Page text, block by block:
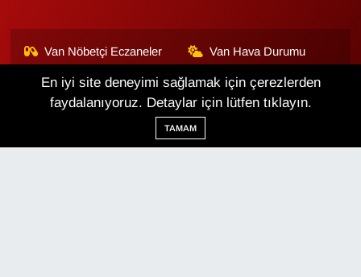
Van Nöbetçi Eczaneler Van Hava Durumu
Van Namaz Vakitleri
Van Trafik Yoğunluk
Haritası
Puan Durumu ve Fikstür
En iyi site deneyimi sağlamak için çerezlerden
faydalanıyoruz. Detaylar için lütfen tıklayın.
TAMAM